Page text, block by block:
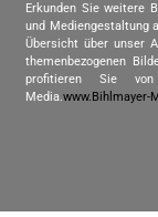
Erkunden Sie weitere
und Mediengestaltung
Übersicht über unser
themenbezogenen
profitieren Sie
Media.www.Bihlmayer-